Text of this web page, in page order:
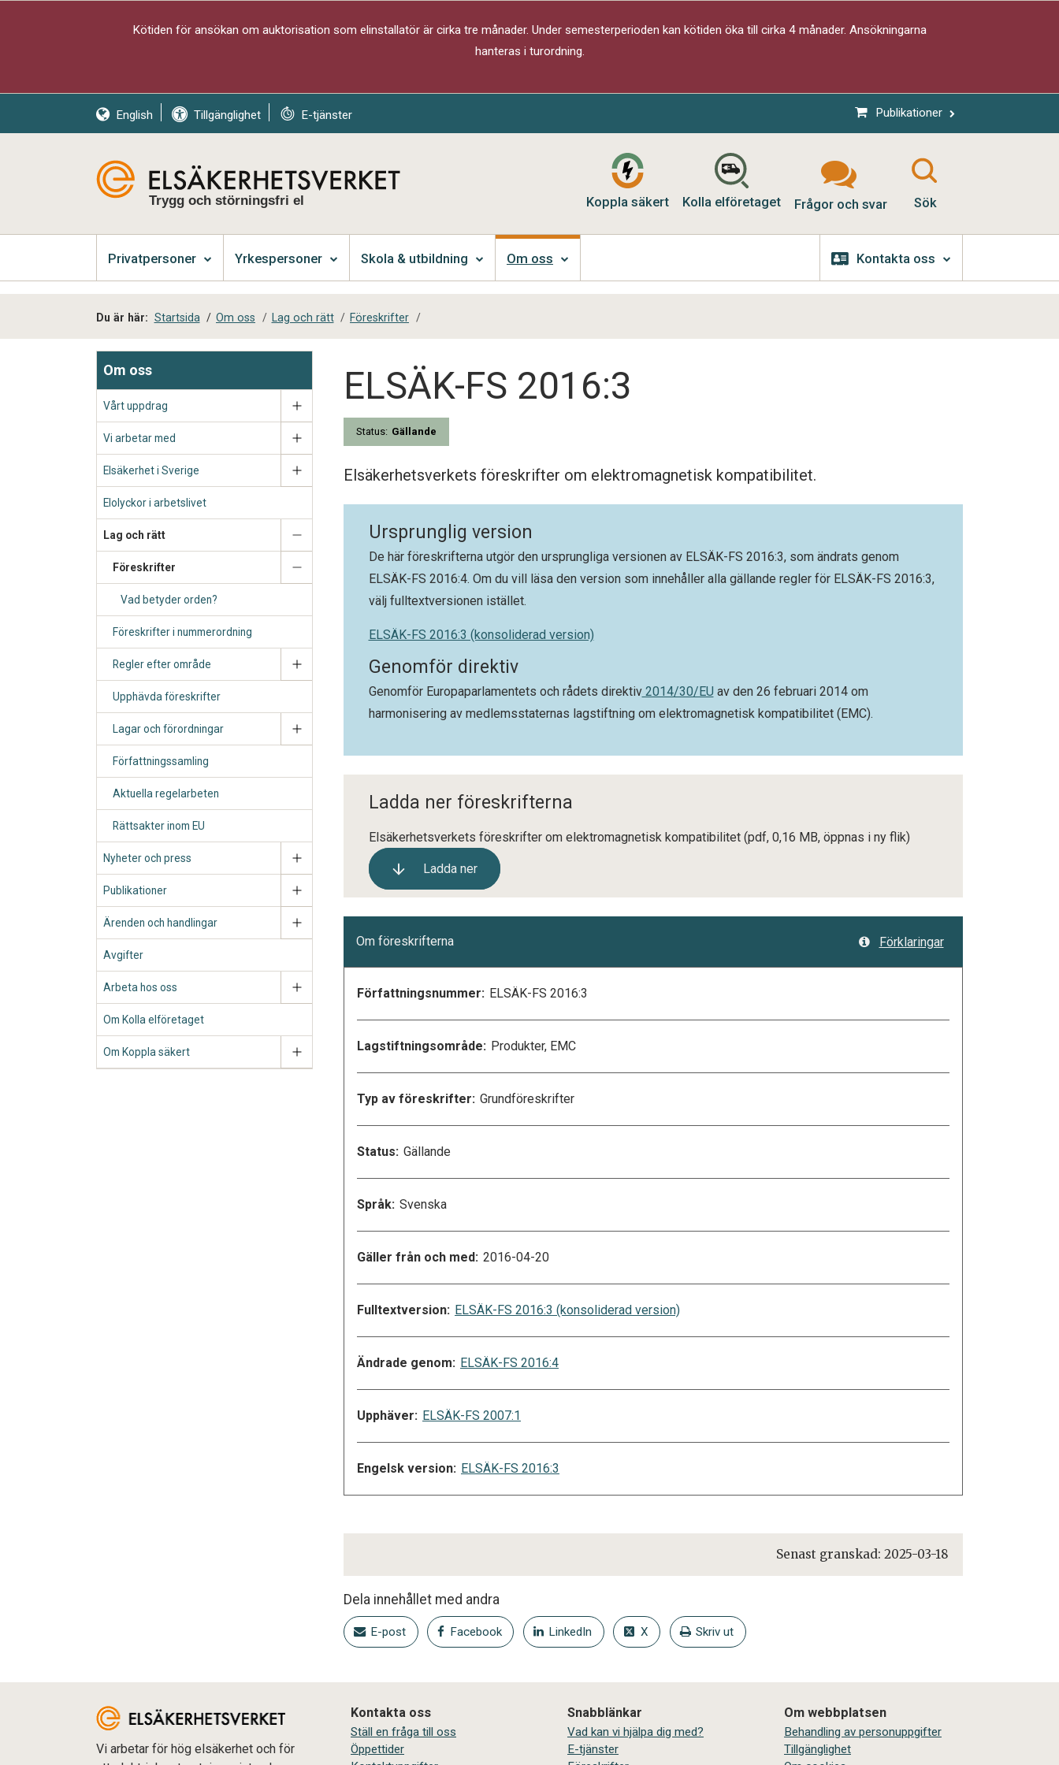
Kötiden för ansökan om auktorisation som elinstallatör är cirka tre månader. Under semesterperioden kan kötiden öka till cirka 4 månader. Ansökningarna
hanteras i turordning.
English Tillgänglighet E-tjänster Publikationer
Trygg och störningsfri el Koppla säkert Kolla elföretaget Frågor och svar Sök
Privatpersoner Yrkespersoner Skola & utbildning Om oss Kontakta oss
Du är här: Startsida / Om oss / Lag och rätt / Föreskrifter /
Om oss
Vårt uppdrag
Vi arbetar med
Elsäkerhet i Sverige
Elolyckor i arbetslivet
Lag och rätt
Föreskrifter
Vad betyder orden?
Föreskrifter i nummerordning
Regler efter område
Upphävda föreskrifter
Lagar och förordningar
Författningssamling
Aktuella regelarbeten
Rättsakter inom EU
Nyheter och press
Publikationer
Ärenden och handlingar
Avgifter
Arbeta hos oss
Om Kolla elföretaget
Om Koppla säkert
ELSÄK-FS 2016:3
Status: Gällande
Elsäkerhetsverkets föreskrifter om elektromagnetisk kompatibilitet.
Ursprunglig version
De här föreskrifterna utgör den ursprungliga versionen av ELSÄK-FS 2016:3, som ändrats genom
ELSÄK-FS 2016:4. Om du vill läsa den version som innehåller alla gällande regler för ELSÄK-FS 2016:3,
välj fulltextversionen istället.
ELSÄK-FS 2016:3 (konsoliderad version)
Genomför direktiv
Genomför Europaparlamentets och rådets direktiv2014/30/EU av den 26 februari 2014 om
harmonisering av medlemsstaternas lagstiftning om elektromagnetisk kompatibilitet (EMC).
Ladda ner föreskrifterna
Elsäkerhetsverkets föreskrifter om elektromagnetisk kompatibilitet (pdf, 0,16 MB, öppnas i ny flik)
Ladda ner
Om föreskrifterna Förklaringar
Författningsnummer: ELSÄK-FS 2016:3
Lagstiftningsområde: Produkter, EMC
Typ av föreskrifter: Grundföreskrifter
Status: Gällande
Språk: Svenska
Gäller från och med: 2016-04-20
Fulltextversion: ELSÄK-FS 2016:3 (konsoliderad version)
Ändrade genom: ELSÄK-FS 2016:4
Upphäver: ELSÄK-FS 2007:1
Engelsk version: ELSÄK-FS 2016:3
Senast granskad: 2025-03-18
Dela innehållet med andra
E-post Facebook LinkedIn X Skriv ut
Vi arbetar för hög elsäkerhet och för
Kontakta oss
Ställ en fråga till oss
Öppettider
Snabblänkar
Vad kan vi hjälpa dig med?
E-tjänster
Om webbplatsen
Behandling av personuppgifter
Tillgänglighet